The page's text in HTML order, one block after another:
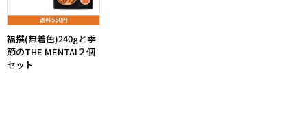
福撰(無着色)240gと季
節のTHE MENTAI２個
セット